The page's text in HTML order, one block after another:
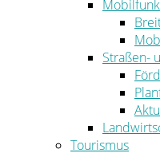
Straßen-
Tourismus